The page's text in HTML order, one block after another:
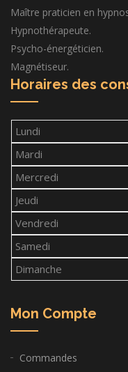
Maître praticien en
Hypnothérapeute.
Psycho-énergéticien.
Magnétiseur.
Horaires des
Lundi
Mardi
Mercredi
Jeudi
Vendredi
Samedi
Dimanche
Mon Compte
Commandes